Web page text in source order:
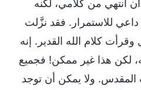
أنتهي من كلامي، لكنه
داعي للاستمرار. فقد نزَّلت
كلام الله القدير. إنه
لكن هذا غير ممكن! فجميع
المقدس. ولا يمكن أن توجد